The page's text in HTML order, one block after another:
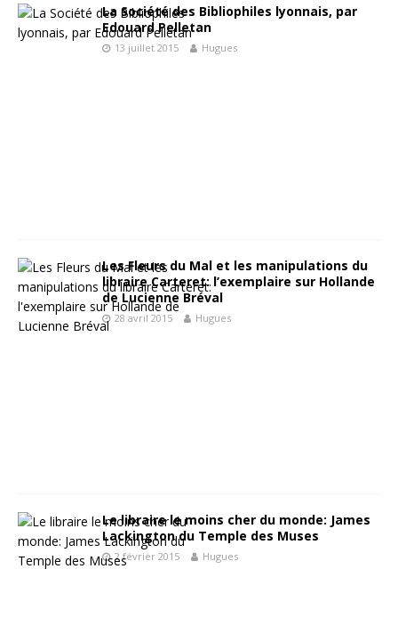
La Société des Bibliophiles lyonnais, par
Edouard Pelletan
13 juillet 2015 Hugues
Les Fleurs du Mal et les manipulations du
libraire Carteret: l’exemplaire sur Hollande
de Lucienne Bréval
28 avril 2015 Hugues
Le libraire le moins cher du monde: James
Lackington du Temple des Muses
2 février 2015 Hugues